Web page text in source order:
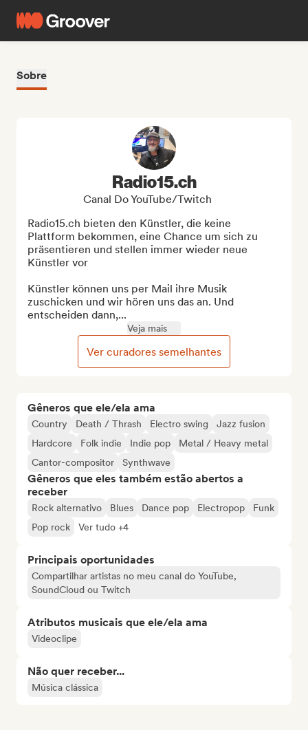
Sobre
Gêneros que ele/ela ama
Country Death / Thrash Electro swing
Jazz fusion
Hardcore
Folk indie Indie pop
Metal / Heavy metal
Cantor-compositor
Synthwave
Gêneros que eles também estão abertos a
receber
Rock alternativo Blues Dance pop Electropop
Funk
Pop rock
Ver tudo +4
Principais oportunidades
Compartilhar artistas no meu canal do YouTube,
SoundCloud ou Twitch
Atributos musicais que ele/ela ama
Videoclipe
Não quer receber...
Música clássica
Radio15.ch
Canal Do YouTube/Twitch
Radio15.ch bieten den Künstler, die keine
Plattform bekommen, eine Chance um sich zu
präsentieren und stellen immer wieder neue
Künstler vor
Künstler können uns per Mail ihre Musik
zuschicken und wir hören uns das an. Und
entscheiden dann,...
Veja mais
Ver curadores semelhantes